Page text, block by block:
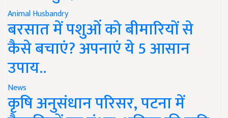
Animal Husbandry
बरसात में पशुओं को बीमारियों से
कैसे बचाएं? अपनाएं ये 5 आसान
उपाय..
News
कृषि अनुसंधान परिसर, पटना में